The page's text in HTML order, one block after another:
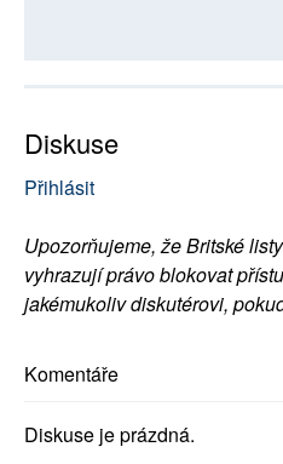
Diskuse
Přihlásit
Upozorňujeme, že Britské
vyhrazují právo blokovat
jakémukoliv diskutérovi,
Komentáře
Diskuse je prázdná.